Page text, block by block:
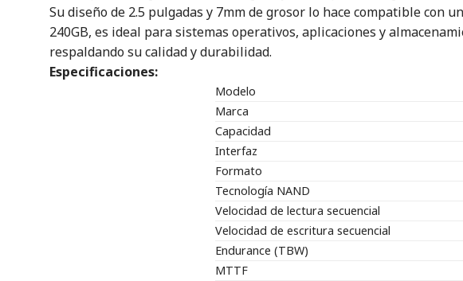
Su diseño de 2.5 pulgadas y 7mm de grosor lo hace compatible con
240GB, es ideal para sistemas operativos, aplicaciones y
respaldando su calidad y durabilidad.
Especificaciones:
Modelo
Marca
Capacidad
Interfaz
Formato
Tecnología NAND
Velocidad de lectura secuencial
Velocidad de escritura secuencial
Endurance (TBW)
MTTF